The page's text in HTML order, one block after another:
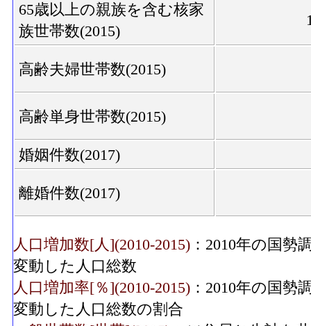
65歳以上の親族を含む核家
族世帯数(2015)
高齢夫婦世帯数(2015)
高齢単身世帯数(2015)
婚姻件数(2017)
離婚件数(2017)
人口増加数[人](2010-2015) ：2010年の国勢
変動した人口総数
人口増加率[％](2010-2015) ：2010年の国勢
変動した人口総数の割合